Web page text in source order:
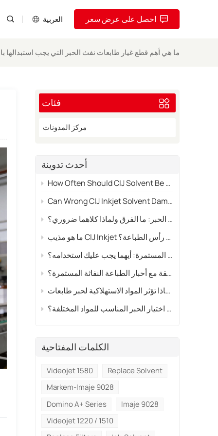
العربية
العربية
فارسی
احصل على عرض سعر
ما هي أهم قطع غيار طابعات نفث الحبر التي يجب استبدالها
فئات
مركز المدونات
أحدث تدوينة
How Often Should CIJ Solvent Be Replaced in Industrial Use?
Can Wrong CIJ Inkjet Solvent Damage Your Printer System?
مذيب الطباعة الحرارية مقابل الحبر: ما الفرق ولماذا كلاهما ضروري؟
ما هو مذيب CIJ Inkjet ولماذا هو ضروري لتنظيف رأس الطباعة؟
مواد استهلاك الحبر سريعة الجفاف مقابل مواد استهلاك الحبر القياسية للطابعات النفاثة المستمرة: أيهما يجب عليك استخدامه؟
ماذا يحدث إذا استخدمت مواد استهلاكية غير متوافقة مع أحبار الطباعة النفاثة المستمرة؟
كيفية اختيار الحبر المناسب للمواد المختلفة؟
الكلمات المفتاحية
Videojet 1580
Replace Solvent
Markem-Imaje 9028
Domino A+ Series
Imaje 9028
Videojet 1220 / 1510